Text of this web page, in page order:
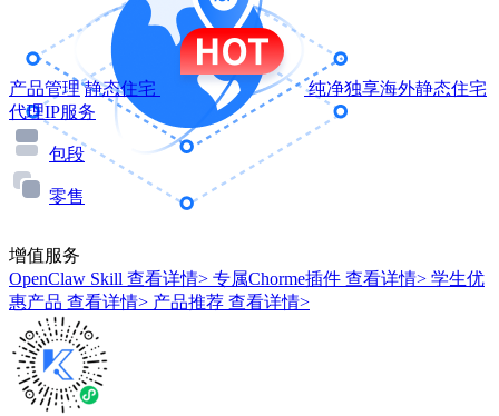
产品管理 静态住宅
纯净独享海外静态住宅
代理IP服务
包段
零售
增值服务
OpenClaw Skill 查看详情> 专属Chorme插件 查看详情> 学生优
惠产品 查看详情> 产品推荐 查看详情>